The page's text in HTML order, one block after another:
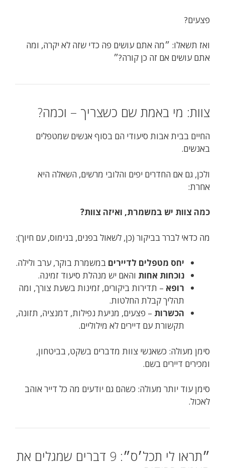
פצעים?
ואז תשאלו: ״מה אתם עושים פה כדי שזה לא יקרה, ומה
אתם עושים אם זה כן קורה?״
צוות: מי באמת שם כשצריך – וכמה?
החיים בבית אבות סיעודי הם בסוף אנשים שמטפלים
באנשים.
ולכן, גם אם החדרים יפים והלובי מרשים, השאלה היא
אחרת:
כמה צוות יש במשמרת, ואיזה צוות?
מה כדאי לברר בביקור (כן, לשאול בפנים, בנימוס, עם חיוך):
יחס מטפלים לדיירים במשמרת בוקר, ערב ולילה.
נוכחות אחות והאם יש מנהלת סיעוד זמינה.
רופא – תדירות ביקורים, זמינות בשעת צורך, ומה
תהליך קבלת החלטות.
הכשרות – פצעים, מניעת נפילות, דמנציה, תזונה,
תקשורת עם דיירים לא מילוליים.
סימן מעולה: כשאנשי צוות מדברים בשקט, בביטחון,
ומכירים דיירים בשם.
סימן עוד יותר מעולה: כשהם גם יודעים מה כל דייר אוהב
לאכול.
״תראו לי תכל׳ס״: 9 דברים שמגלים את